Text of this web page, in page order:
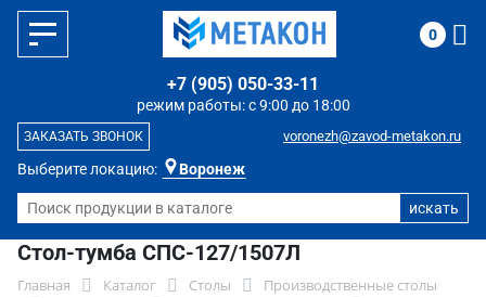
Выберите локацию: Воронеж
режим работы: с 9:00 до 18:00
+7 (905) 050-33-11
voronezh@zavod-metakon.ru
ЗАКАЗАТЬ ЗВОНОК
0
Стол-тумба СПС-127/1507Л
Главная Каталог Столы
Производственные столы